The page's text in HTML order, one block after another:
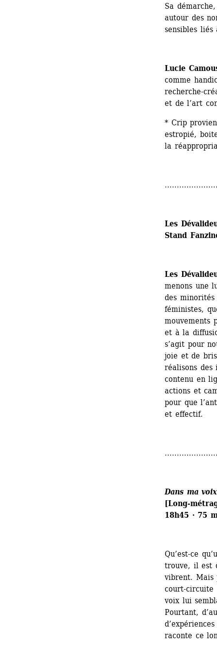
Sa
autour des
sensibles liés
Lucie
comme
recherche-
et de l’art
* Crip
estropié,
la
​Les
Stand
Les
menons une
des
féministes,
mouvements
et à la
s’agit pour
joie et de
réalisons des
contenu en
actions et
pour que
et effectif.
Dans ma
[Long-
18h45 · 75
Qu’est-ce
trouve, il est
vibrent. Mais
court-circuite
voix lui
Pourtant,
raconte ce